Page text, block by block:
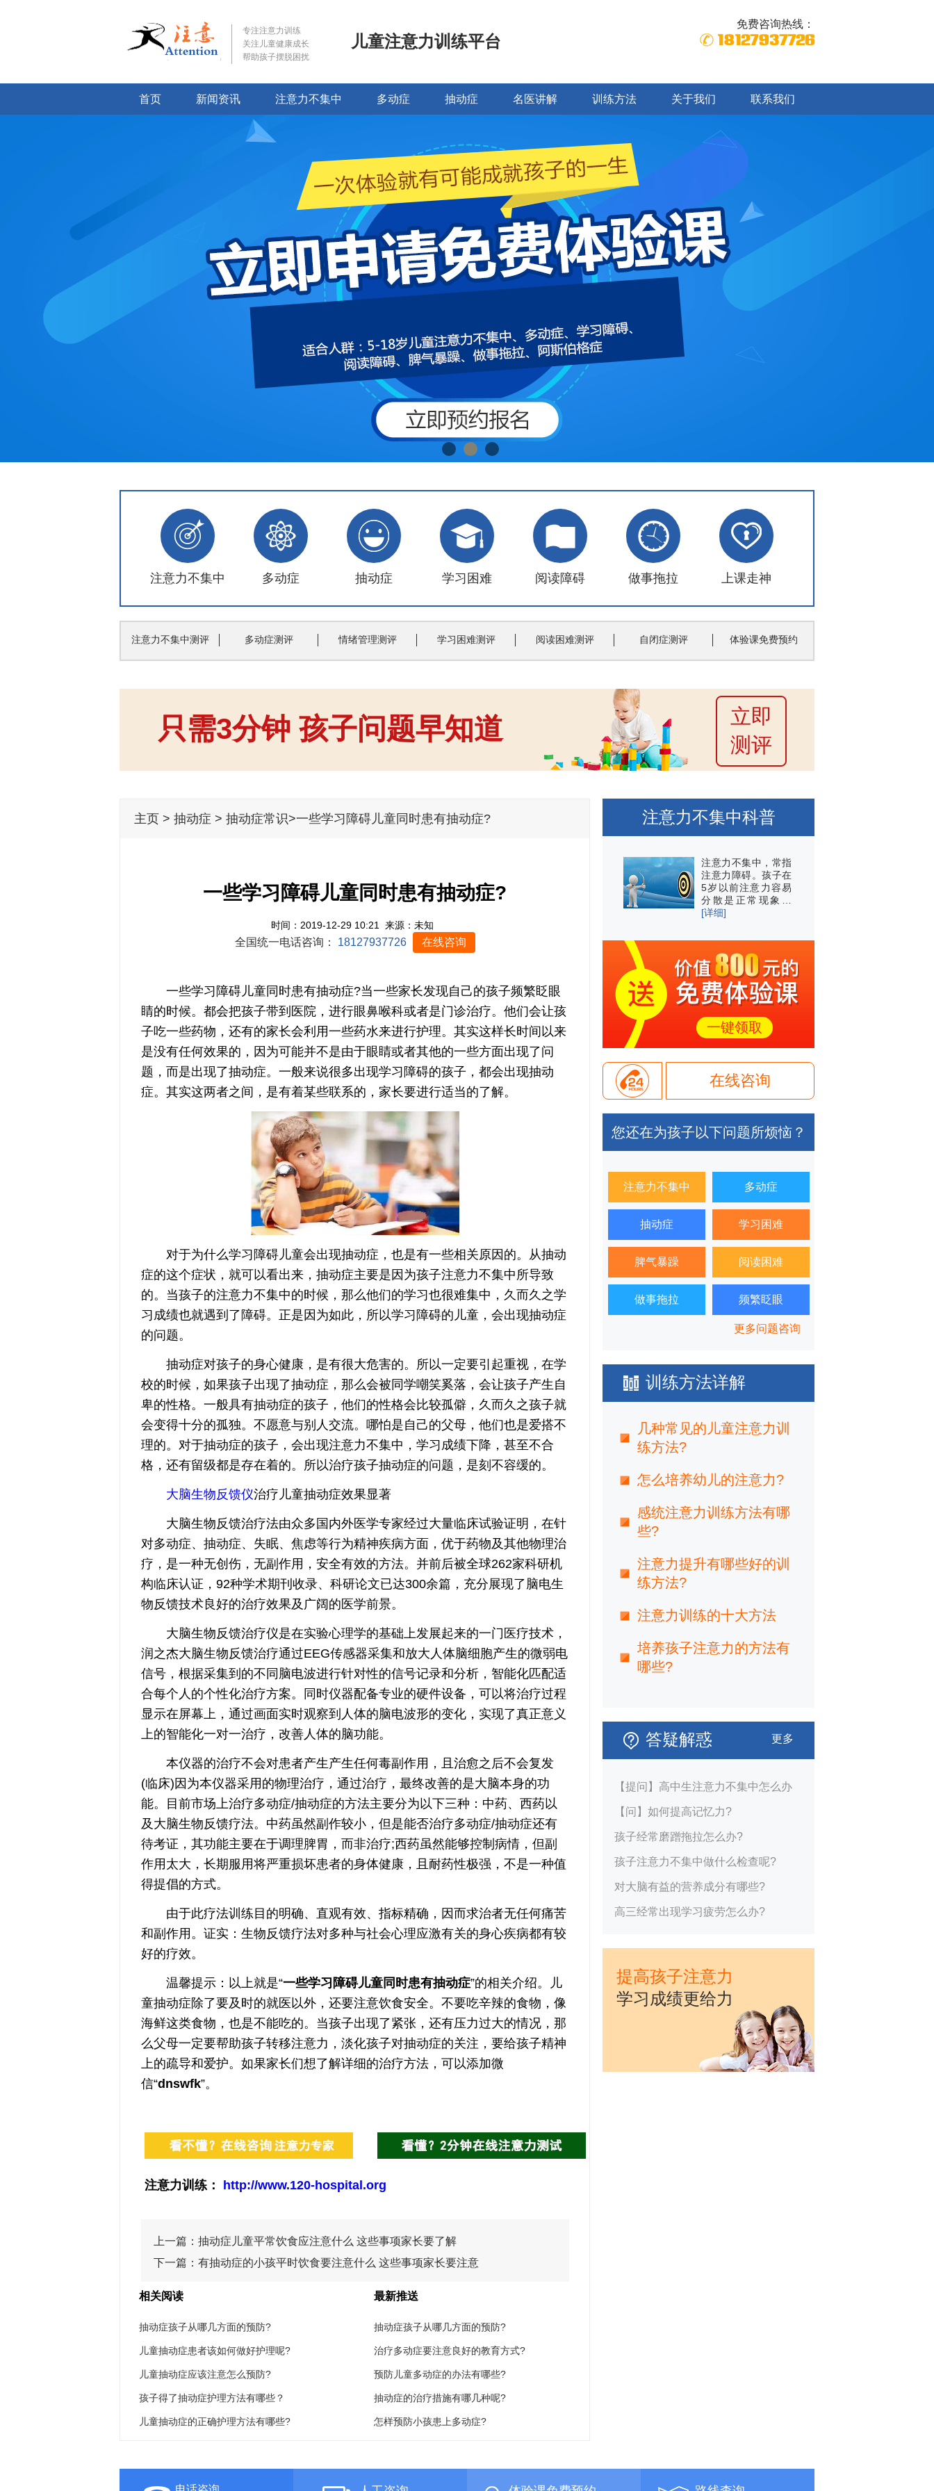
专注注意力训练
关注儿童健康成长
帮助孩子摆脱困扰
儿童注意力训练平台
免费咨询热线：
18127937726
首页 新闻资讯 注意力不集中 多动症 抽动症 名医讲解 训练方法 关于我们 联系我们
注意力不集中 多动症 抽动症 学习困难 阅读障碍 做事拖拉 上课走神
注意力不集中测评 多动症测评 情绪管理测评 学习困难测评 阅读困难测评 自闭症测评 体验课免费预约
只需3分钟 孩子问题早知道
立即
测评
主页 > 抽动症 > 抽动症常识>一些学习障碍儿童同时患有抽动症?
一些学习障碍儿童同时患有抽动症?
时间：2019-12-29 10:21 来源：未知
全国统一电话咨询： 18127937726 在线咨询
一些学习障碍儿童同时患有抽动症?当一些家长发现自己的孩子频繁眨眼
睛的时候。都会把孩子带到医院，进行眼鼻喉科或者是门诊治疗。他们会让孩
子吃一些药物，还有的家长会利用一些药水来进行护理。其实这样长时间以来
是没有任何效果的，因为可能并不是由于眼睛或者其他的一些方面出现了问
题，而是出现了抽动症。一般来说很多出现学习障碍的孩子，都会出现抽动
症。其实这两者之间，是有着某些联系的，家长要进行适当的了解。
对于为什么学习障碍儿童会出现抽动症，也是有一些相关原因的。从抽动
症的这个症状，就可以看出来，抽动症主要是因为孩子注意力不集中所导致
的。当孩子的注意力不集中的时候，那么他们的学习也很难集中，久而久之学
习成绩也就遇到了障碍。正是因为如此，所以学习障碍的儿童，会出现抽动症
的问题。
抽动症对孩子的身心健康，是有很大危害的。所以一定要引起重视，在学
校的时候，如果孩子出现了抽动症，那么会被同学嘲笑奚落，会让孩子产生自
卑的性格。一般具有抽动症的孩子，他们的性格会比较孤僻，久而久之孩子就
会变得十分的孤独。不愿意与别人交流。哪怕是自己的父母，他们也是爱搭不
理的。对于抽动症的孩子，会出现注意力不集中，学习成绩下降，甚至不合
格，还有留级都是存在着的。所以治疗孩子抽动症的问题，是刻不容缓的。
大脑生物反馈仪治疗儿童抽动症效果显著
大脑生物反馈治疗法由众多国内外医学专家经过大量临床试验证明，在针
对多动症、抽动症、失眠、焦虑等行为精神疾病方面，优于药物及其他物理治
疗，是一种无创伤，无副作用，安全有效的方法。并前后被全球262家科研机
构临床认证，92种学术期刊收录、科研论文已达300余篇，充分展现了脑电生
物反馈技术良好的治疗效果及广阔的医学前景。
大脑生物反馈治疗仪是在实验心理学的基础上发展起来的一门医疗技术，
润之杰大脑生物反馈治疗通过EEG传感器采集和放大人体脑细胞产生的微弱电
信号，根据采集到的不同脑电波进行针对性的信号记录和分析，智能化匹配适
合每个人的个性化治疗方案。同时仪器配备专业的硬件设备，可以将治疗过程
显示在屏幕上，通过画面实时观察到人体的脑电波形的变化，实现了真正意义
上的智能化一对一治疗，改善人体的脑功能。
本仪器的治疗不会对患者产生产生任何毒副作用，且治愈之后不会复发
(临床)因为本仪器采用的物理治疗，通过治疗，最终改善的是大脑本身的功
能。目前市场上治疗多动症/抽动症的方法主要分为以下三种：中药、西药以
及大脑生物反馈疗法。中药虽然副作较小，但是能否治疗多动症/抽动症还有
待考证，其功能主要在于调理脾胃，而非治疗;西药虽然能够控制病情，但副
作用太大，长期服用将严重损坏患者的身体健康，且耐药性极强，不是一种值
得提倡的方式。
由于此疗法训练目的明确、直观有效、指标精确，因而求治者无任何痛苦
和副作用。证实：生物反馈疗法对多种与社会心理应激有关的身心疾病都有较
好的疗效。
温馨提示：以上就是“一些学习障碍儿童同时患有抽动症”的相关介绍。儿
童抽动症除了要及时的就医以外，还要注意饮食安全。不要吃辛辣的食物，像
海鲜这类食物，也是不能吃的。当孩子出现了紧张，还有压力过大的情况，那
么父母一定要帮助孩子转移注意力，淡化孩子对抽动症的关注，要给孩子精神
上的疏导和爱护。如果家长们想了解详细的治疗方法，可以添加微
信“dnswfk”。
注意力训练： http://www.120-hospital.org
上一篇： 抽动症儿童平常饮食应注意什么 这些事项家长要了解
下一篇： 有抽动症的小孩平时饮食要注意什么 这些事项家长要注意
相关阅读
抽动症孩子从哪几方面的预防?
儿童抽动症患者该如何做好护理呢?
儿童抽动症应该注意怎么预防?
孩子得了抽动症护理方法有哪些？
儿童抽动症的正确护理方法有哪些?
最新推送
抽动症孩子从哪几方面的预防?
治疗多动症要注意良好的教育方式?
预防儿童多动症的办法有哪些?
抽动症的治疗措施有哪几种呢?
怎样预防小孩患上多动症?
注意力不集中科普
注意力不集中，常指
注意力障碍。孩子在
5岁以前注意力容易
分散是正常现象…
[详细]
一键领取
在线咨询
您还在为孩子以下问题所烦恼？
注意力不集中 多动症
抽动症 学习困难
脾气暴躁 阅读困难
做事拖拉 频繁眨眼
更多问题咨询
训练方法详解
几种常见的儿童注意力训
练方法?
怎么培养幼儿的注意力?
感统注意力训练方法有哪
些?
注意力提升有哪些好的训
练方法?
注意力训练的十大方法
培养孩子注意力的方法有
哪些?
答疑解惑 更多
【提问】高中生注意力不集中怎么办
【问】如何提高记忆力?
孩子经常磨蹭拖拉怎么办?
孩子注意力不集中做什么检查呢?
对大脑有益的营养成分有哪些?
高三经常出现学习疲劳怎么办?
提高孩子注意力
学习成绩更给力